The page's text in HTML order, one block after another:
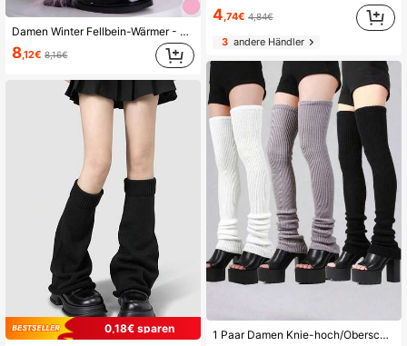
Damen Winter Fellbein-Wärmer - Weiche flauschige Stiefelmanschetten, warme Beinabdeckungen für kalte Tage
8,12€ 8,16€
0,18€ sparen
4,74€ 4,84€
3andere Händler
1 Paar Damen Knie-hoch/Oberschenkel-hoch vertikale gestreifte Strick Socken, verschiedene Farben und Größen erhältlich, geeignet für den täglichen Gebrauch, Partys, Dates, Bühnenauftritte, Y2K Stil, bequem und warm